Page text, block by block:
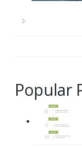
Popular